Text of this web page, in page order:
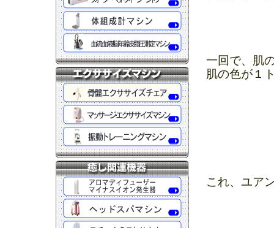
一回で、肌
肌の色が１
これ、ユア